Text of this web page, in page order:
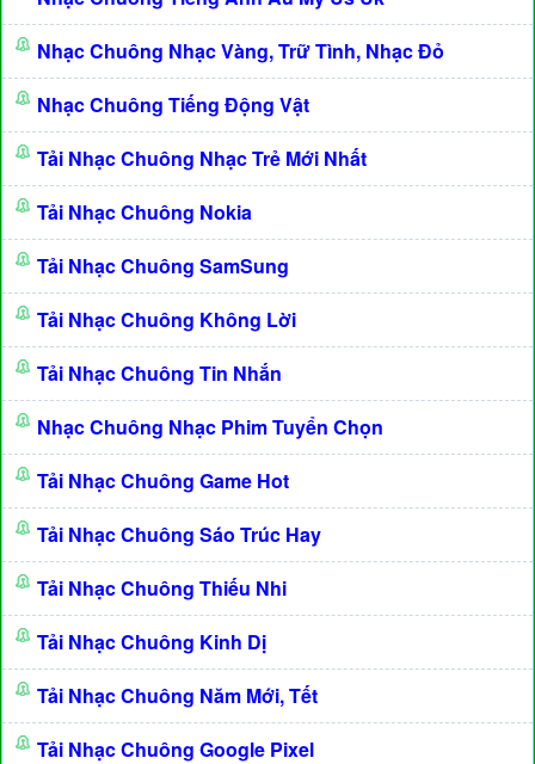
Nhạc Chuông Nhạc Vàng, Trữ Tình, Nhạc Đỏ
Nhạc Chuông Tiếng Động Vật
Tải Nhạc Chuông Nhạc Trẻ Mới Nhất
Tải Nhạc Chuông Nokia
Tải Nhạc Chuông SamSung
Tải Nhạc Chuông Không Lời
Tải Nhạc Chuông Tin Nhắn
Nhạc Chuông Nhạc Phim Tuyển Chọn
Tải Nhạc Chuông Game Hot
Tải Nhạc Chuông Sáo Trúc Hay
Tải Nhạc Chuông Thiếu Nhi
Tải Nhạc Chuông Kinh Dị
Tải Nhạc Chuông Năm Mới, Tết
Tải Nhạc Chuông Google Pixel